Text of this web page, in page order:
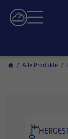
/ Alle Produkte /